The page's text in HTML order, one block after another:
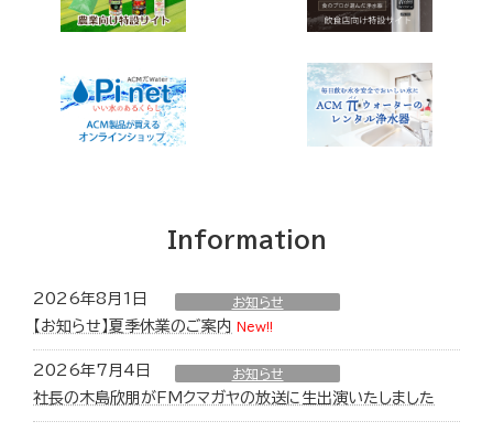
Information
2026年8月1日 お知らせ
【お知らせ】夏季休業のご案内 New!!
2026年7月4日 お知らせ
社長の木島欣朋がFMクマガヤの放送に生出演いたしました